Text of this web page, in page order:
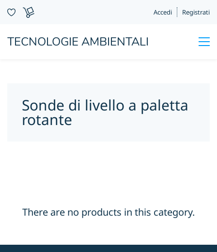
Accedi Registrati
TECNOLOGIE AMBIENTALI
Sonde di livello a paletta
rotante
There are no products in this category.